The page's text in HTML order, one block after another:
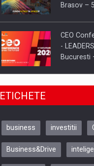
Brasov –
CEO
-
Bucuresti
Be
ARTEMIS
ETICHETE
business investitii
Business&Drive